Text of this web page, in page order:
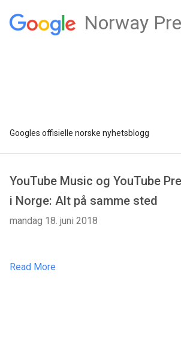
Norway
Googles offisielle norske nyhetsblogg
YouTube Music og YouTube
i Norge: Alt på samme sted
mandag 18. juni 2018
Read More